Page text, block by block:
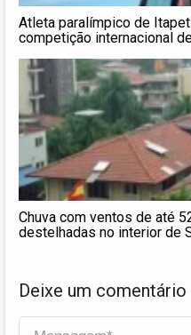
Atleta paralímpico de
competição internacional
Chuva com ventos de até
destelhadas no interior de
Deixe um comentário